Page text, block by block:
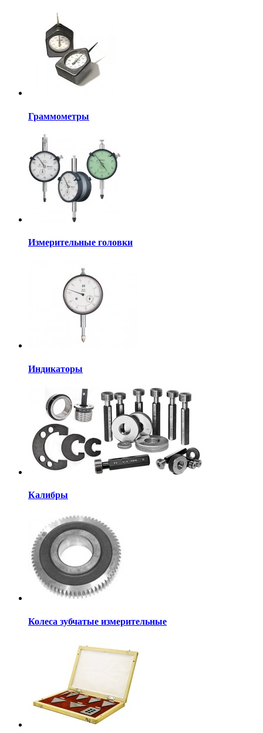
Граммометры
Измерительные головки
Индикаторы
Калибры
Колеса зубчатые измерительные